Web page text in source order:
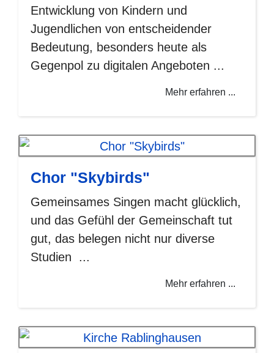
Entwicklung von Kindern und
Jugendlichen von entscheidender
Bedeutung, besonders heute als
Gegenpol zu digitalen Angeboten ...
Mehr erfahren ...
Chor "Skybirds"
Gemeinsames Singen macht glücklich,
und das Gefühl der Gemeinschaft tut
gut, das belegen nicht nur diverse
Studien ...
Mehr erfahren ...